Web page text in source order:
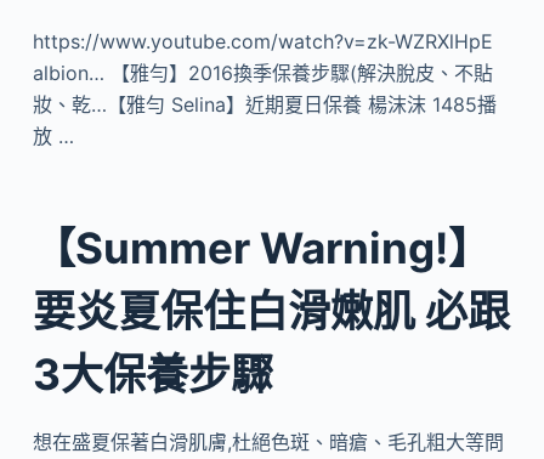
https://www.youtube.com/watch?v=zk-WZRXlHpE
albion… 【雅勻】2016換季保養步驟(解決脫皮、不貼
妝、乾…【雅勻 Selina】近期夏日保養 楊沫沫 1485播
放 …
【Summer Warning!】
要炎夏保住白滑嫩肌 必跟
3大保養步驟
想在盛夏保著白滑肌膚,杜絕色斑、暗瘡、毛孔粗大等問